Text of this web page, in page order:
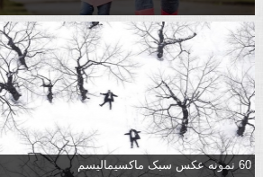
60 نمونه عکس سبک ماکسیمالیسم